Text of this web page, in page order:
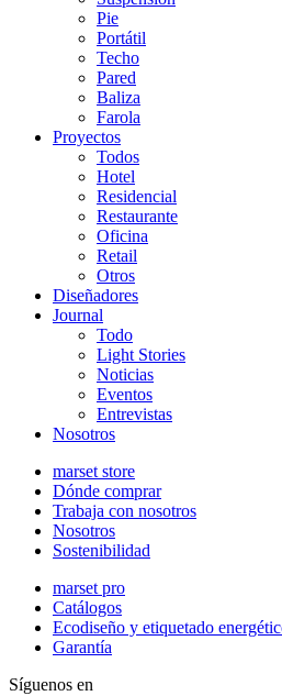
Pie
Portátil
Techo
Pared
Baliza
Farola
Proyectos
Todos
Hotel
Residencial
Restaurante
Oficina
Retail
Otros
Diseñadores
Journal
Todo
Light Stories
Noticias
Eventos
Entrevistas
Nosotros
marset store
Dónde comprar
Trabaja con nosotros
Nosotros
Sostenibilidad
marset pro
Catálogos
Ecodiseño y etiquetado
Garantía
Síguenos en